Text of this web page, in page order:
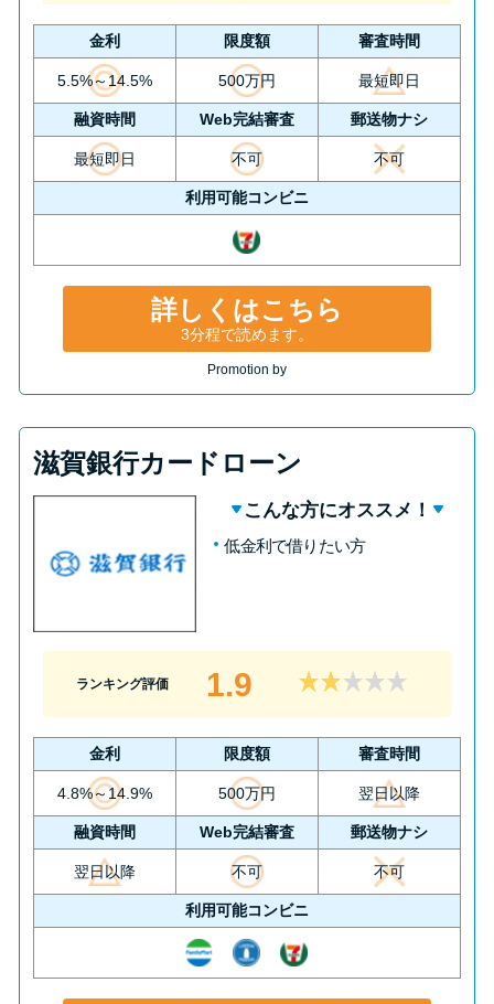
金利 限度額 審査時間
5.5%～14.5% 500万円 最短即日
融資時間 Web完結審査 郵送物ナシ
最短即日 不可 不可
利用可能コンビニ
詳しくはこちら
3分程で読めます。
Promotion by
滋賀銀行カードローン
こんな方にオススメ！
低金利で借りたい方
ランキング評価 1.9
金利 限度額 審査時間
4.8%～14.9% 500万円 翌日以降
融資時間 Web完結審査 郵送物ナシ
翌日以降 不可 不可
利用可能コンビニ